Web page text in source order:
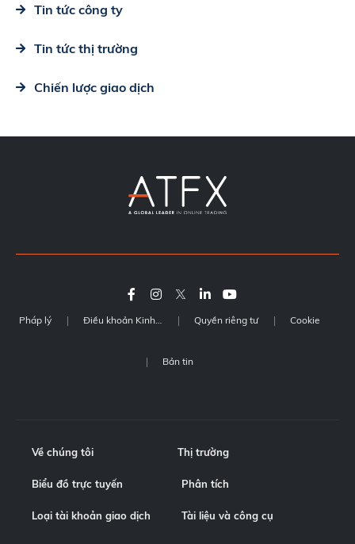
Tin tức công ty
Tin tức thị trường
Chiến lược giao dịch
Pháp lý Quyền riêng tư Cookie
Bản tin
Về chúng tôi Thị trường
Biểu đồ trực tuyến Phân tích
Loại tài khoản giao dịch Tài liệu và công cụ